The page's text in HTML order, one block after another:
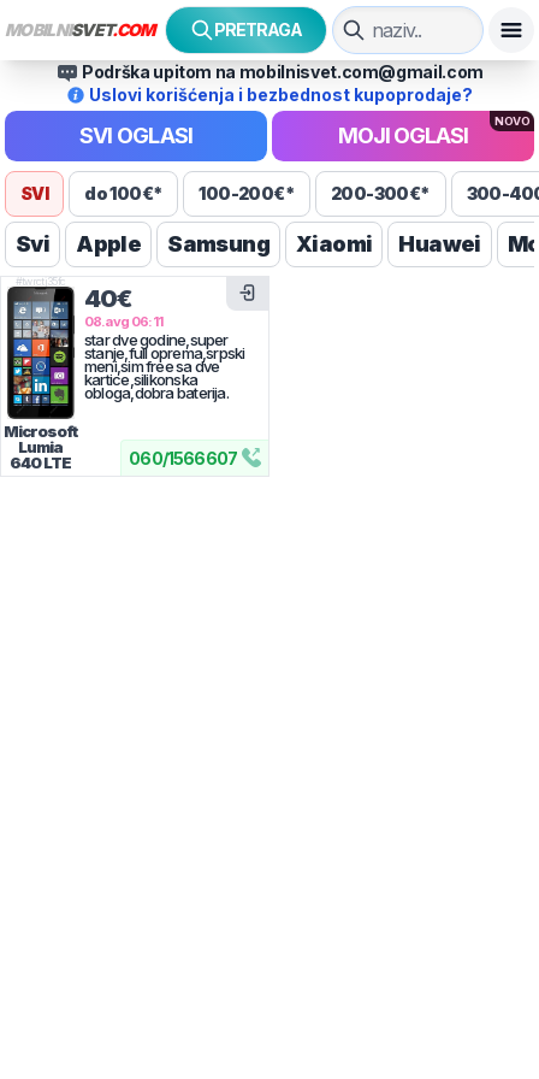
MOBILNISVET.COM PRETRAGA
Podrška upitom na mobilnisvet.com@gmail.com
Uslovi korišćenja i bezbednost kupoprodaje?
SVI OGLASI
NOVO
MOJI OGLASI
SVI do 100€* 100-200€* 200-300€* 300-
Svi Apple Samsung Xiaomi Huawei
060/1566607
#twrctj35fc
Microsoft
Lumia
640 LTE
40€
08.avg 06:11
star dve godine,super
stanje,full oprema,srpski
meni,sim free sa dve
kartice,silikonska
obloga,dobra baterija.